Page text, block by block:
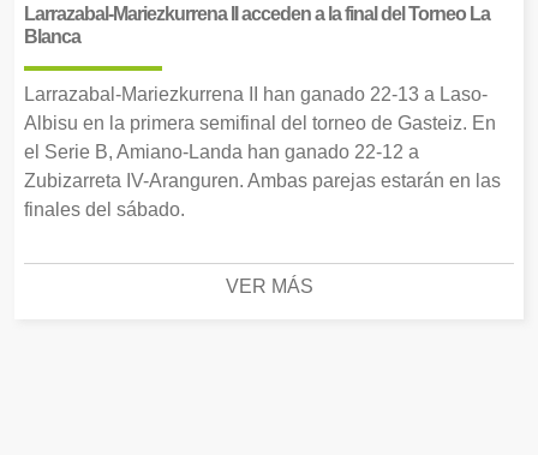
Larrazabal-Mariezkurrena II acceden a la final del Torneo La
Blanca
Larrazabal-Mariezkurrena II han ganado 22-13 a Laso-
Albisu en la primera semifinal del torneo de Gasteiz. En
el Serie B, Amiano-Landa han ganado 22-12 a
Zubizarreta IV-Aranguren. Ambas parejas estarán en las
finales del sábado.
VER MÁS